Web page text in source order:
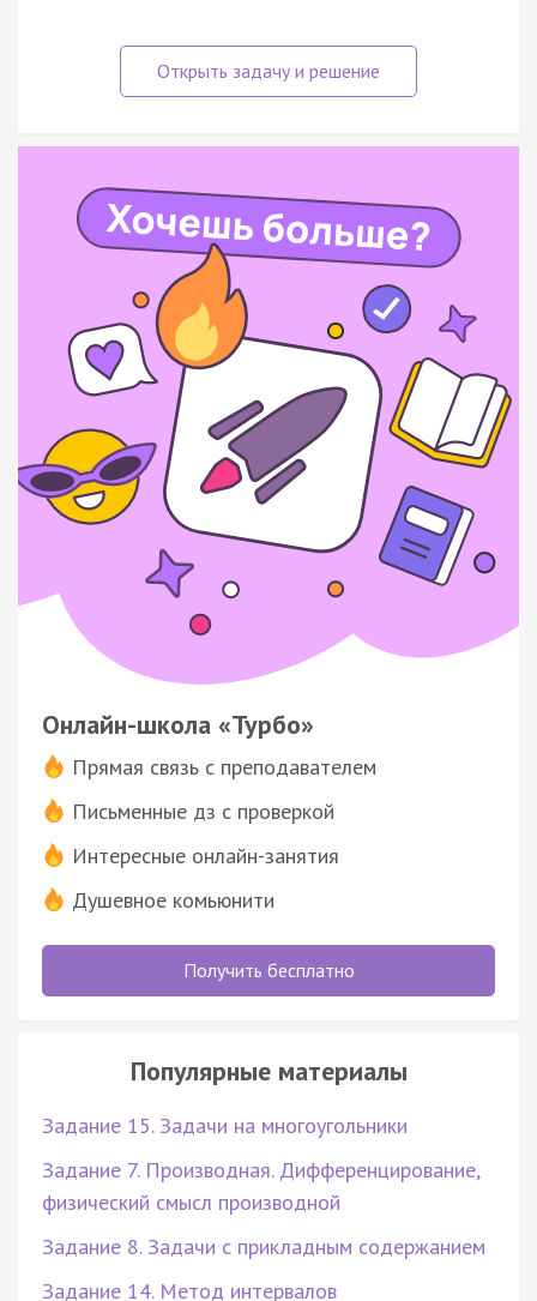
Онлайн-школа «Турбо»
Прямая связь с преподавателем
Письменные дз с проверкой
Интересные онлайн-занятия
Душевное комьюнити
Получить бесплатно
Популярные материалы
Задание 15. Задачи на многоугольники
Задание 7. Производная. Дифференцирование,
физический смысл производной
Задание 8. Задачи с прикладным содержанием
Задание 14. Метод интервалов